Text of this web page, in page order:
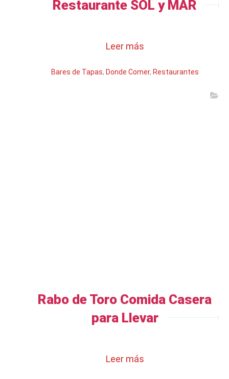
Restaurante SOL y MAR
Leer más
Bares de Tapas, Donde Comer, Restaurantes
Rabo de Toro Comida Casera
para Llevar
Leer más